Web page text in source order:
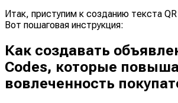
Итак, приступим к созданию текста
Вот пошаговая инструкция:
Как создавать
Codes, которые
вовлеченность